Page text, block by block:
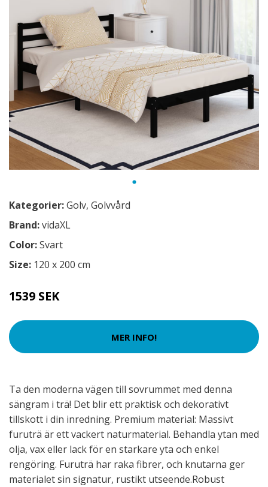
Kategorier:Golv, Golvvård
Brand:vidaXL
Color:Svart
Size: 120 x 200 cm
1539 SEK
MER INFO!
Ta den moderna vägen till sovrummet med denna
sängram i trä! Det blir ett praktisk och dekorativt
tillskott i din inredning. Premium material: Massivt
furuträ är ett vackert naturmaterial. Behandla ytan med
olja, vax eller lack för en starkare yta och enkel
rengöring. Furuträ har raka fibrer, och knutarna ger
materialet sin signatur, rustikt utseende.Robust